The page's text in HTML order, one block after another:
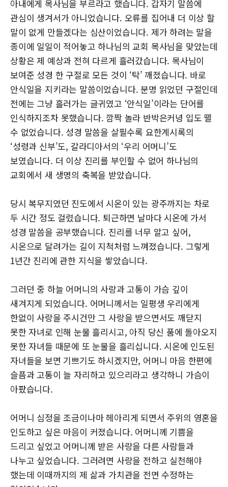
아내에게 목사님을 부르라고 했습니다. 갑자기 말씀에
관심이 생겨서가 아니었습니다. 오류를 집어내 더 이상 할
말이 없게 만들겠다는 심산이었습니다. 제가 하려는 말을
종이에 일일이 적어놓고 하나님의 교회 목사님을 맞았는데
상황은 제 예상과 전혀 다르게 흘러갔습니다. 목사님이
보여준 성경 한 구절로 모든 것이 ‘탁’ 깨졌습니다. 바로
안식일을 지키라는 말씀이었습니다. 분명 읽었던 구절인데
전에는 그냥 흘러가는 글귀였고 ‘안식일’이라는 단어를
인식하지조차 못했습니다. 깜짝 놀라 반박은커녕 입도 뗄
수 없었습니다. 성경 말씀을 살필수록 요한계시록의
‘성령과 신부’도, 갈라디아서의 ‘우리 어머니’도
보였습니다. 더 이상 진리를 부인할 수 없어 하나님의
교회에서 새 생명의 축복을 받았습니다.
당시 복무지였던 진도에서 시온이 있는 광주까지는 차로
두 시간 정도 걸렸습니다. 퇴근하면 날마다 시온에 가서
성경 말씀을 공부했습니다. 진리를 너무 알고 싶어,
시온으로 달려가는 길이 지척처럼 느껴졌습니다. 그렇게
1년간 진리에 관한 지식을 쌓았습니다.
그러던 중 하늘 어머니의 사랑과 고통이 가슴 깊이
새겨지게 되었습니다. 어머니께서는 일평생 우리에게
한없이 사랑을 주시건만 그 사랑을 받으면서도 깨닫지
못한 자녀로 인해 눈물 흘리시고, 아직 당신 품에 돌아오지
못한 자녀들 때문에 또 눈물을 흘리십니다. 시온에 인도된
자녀들을 보면 기쁘기도 하시겠지만, 어머니 마음 한편에
슬픔과 고통이 늘 자리하고 있으리라고 생각하니 가슴이
아팠습니다.
어머니 심정을 조금이나마 헤아리게 되면서 주위의 영혼을
인도하고 싶은 마음이 커졌습니다. 어머니께 기쁨을
드리고 싶었고 어머니께 받은 사랑을 다른 사람들과
나누고 싶었습니다. 그러려면 사랑을 전하고 실천해야
했는데 이때까지의 제 삶과 가치관을 전면 수정하는